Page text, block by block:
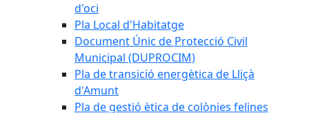
d'oci
Pla Local d'Habitatge
Document Únic de Protecció Civil
Municipal (DUPROCIM)
Pla de transició energètica de Lliçà
d'Amunt
Pla de gestió ètica de colònies felines